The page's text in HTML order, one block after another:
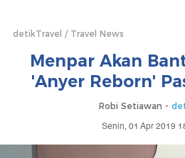
detikTravel Travel News
Menpar Akan
'Anyer Reborn'
Robi Setiawan -
Senin, 01 Apr 2019